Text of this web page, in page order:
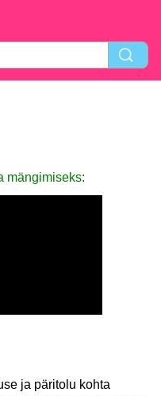
mängimiseks:
ja päritolu kohta